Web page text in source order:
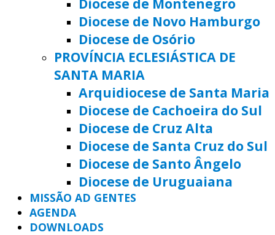
Diocese de Novo Hamburgo
Diocese de Osório
PROVÍNCIA ECLESIÁSTICA DE
SANTA MARIA
Arquidiocese de Santa Maria
Diocese de Cachoeira do Sul
Diocese de Cruz Alta
Diocese de Santa Cruz do Sul
Diocese de Santo Ângelo
Diocese de Uruguaiana
MISSÃO AD GENTES
AGENDA
DOWNLOADS